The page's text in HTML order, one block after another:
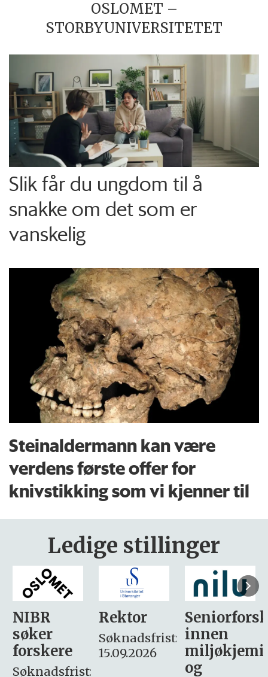
OSLOMET –
STORBYUNIVERSITETET
Slik får du ungdom til å
snakke om det som er
vanskelig
Steinaldermann kan være
verdens første offer for
knivstikking som vi kjenner til
Ledige stillinger
Rektor
Søknadsfrist:
15.09.2026
Seniorforsker
innen
miljøkjemi
søker
– fast